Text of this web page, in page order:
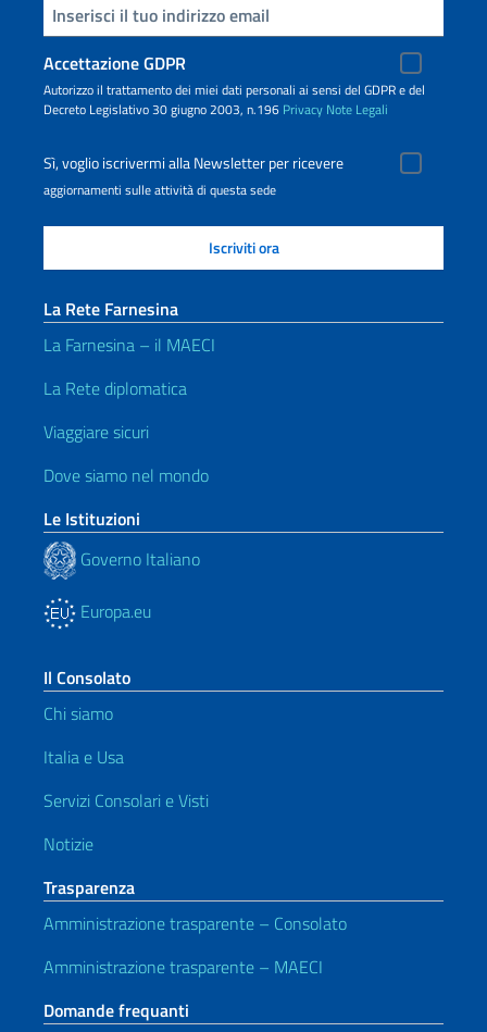
Inserisci la tua email
Accettazione GDPR
Autorizzo il trattamento dei miei dati personali ai sensi del GDPR e del
Decreto Legislativo 30 giugno 2003, n.196 Privacy Note Legali
Sì, voglio iscrivermi alla Newsletter per ricevere
aggiornamenti sulle attività di questa sede
La Rete Farnesina
La Farnesina – il MAECI
La Rete diplomatica
Viaggiare sicuri
Dove siamo nel mondo
Le Istituzioni
Governo Italiano
Europa.eu
Il Consolato
Chi siamo
Italia e Usa
Servizi Consolari e Visti
Notizie
Trasparenza
Amministrazione trasparente – Consolato
Amministrazione trasparente – MAECI
Domande frequanti